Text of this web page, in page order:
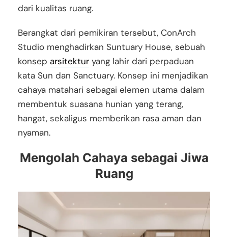
dari kualitas ruang.
Berangkat dari pemikiran tersebut, ConArch
Studio menghadirkan Suntuary House, sebuah
konsep arsitektur yang lahir dari perpaduan
kata Sun dan Sanctuary. Konsep ini menjadikan
cahaya matahari sebagai elemen utama dalam
membentuk suasana hunian yang terang,
hangat, sekaligus memberikan rasa aman dan
nyaman.
Mengolah Cahaya sebagai Jiwa
Ruang